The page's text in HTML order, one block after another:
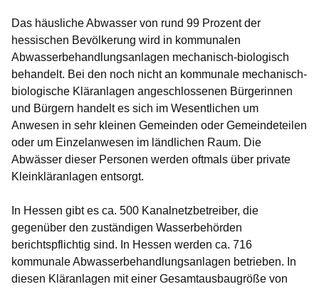
Das häusliche Abwasser von rund 99 Prozent der
hessischen Bevölkerung wird in kommunalen
Abwasserbehandlungsanlagen mechanisch-biologisch
behandelt. Bei den noch nicht an kommunale mechanisch-
biologische Kläranlagen angeschlossenen Bürgerinnen
und Bürgern handelt es sich im Wesentlichen um
Anwesen in sehr kleinen Gemeinden oder Gemeindeteilen
oder um Einzelanwesen im ländlichen Raum. Die
Abwässer dieser Personen werden oftmals über private
Kleinkläranlagen entsorgt.
In Hessen gibt es ca. 500 Kanalnetzbetreiber, die
gegenüber den zuständigen Wasserbehörden
berichtspflichtig sind. In Hessen werden ca. 716
kommunale Abwasserbehandlungsanlagen betrieben. In
diesen Kläranlagen mit einer Gesamtausbaugröße von